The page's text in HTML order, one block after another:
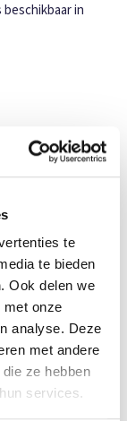
te
te bieden
Ook delen we
met onze
analyse. Deze
met andere
ze hebben
services.
in
Polyester